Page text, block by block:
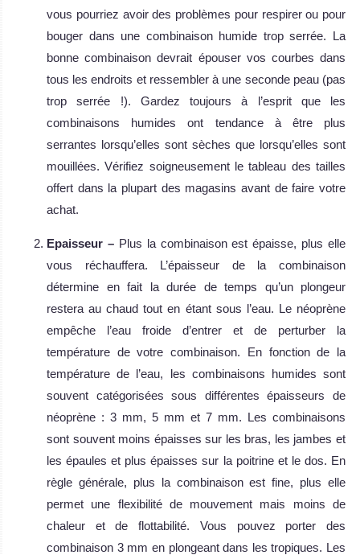
vous pourriez avoir des problèmes pour respirer ou pour
bouger dans une combinaison humide trop serrée. La
bonne combinaison devrait épouser vos courbes dans
tous les endroits et ressembler à une seconde peau (pas
trop serrée !). Gardez toujours à l’esprit que les
combinaisons humides ont tendance à être plus
serrantes lorsqu’elles sont sèches que lorsqu’elles sont
mouillées. Vérifiez soigneusement le tableau des tailles
offert dans la plupart des magasins avant de faire votre
achat.
Epaisseur –Plus la combinaison est épaisse, plus elle
vous réchauffera. L’épaisseur de la combinaison
détermine en fait la durée de temps qu’un plongeur
restera au chaud tout en étant sous l’eau. Le néoprène
empêche l’eau froide d’entrer et de perturber la
température de votre combinaison. En fonction de la
température de l’eau, les combinaisons humides sont
souvent catégorisées sous différentes épaisseurs de
néoprène : 3 mm, 5 mm et 7 mm. Les combinaisons
sont souvent moins épaisses sur les bras, les jambes et
les épaules et plus épaisses sur la poitrine et le dos. En
règle générale, plus la combinaison est fine, plus elle
permet une flexibilité de mouvement mais moins de
chaleur et de flottabilité. Vous pouvez porter des
combinaison 3 mm en plongeant dans les tropiques. Les